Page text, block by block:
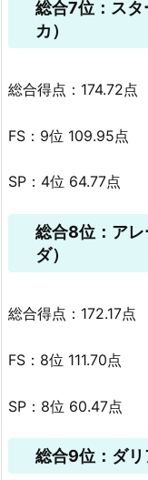
総合7位：スタ
カ）
総合得点：174.72点
FS：9位 109.95点
SP：4位 64.77点
総合8位：ア
ダ）
総合得点：172.17点
FS：8位 111.70点
SP：8位 60.47点
総合9位：ダリ